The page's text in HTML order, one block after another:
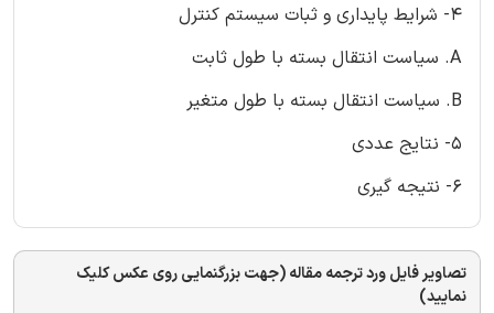
4- شرایط پایداری و ثبات سیستم کنترل
A. سیاست انتقال بسته با طول ثابت
B. سیاست انتقال بسته با طول متغیر
5- نتایج عددی
6- نتیجه گیری
تصاویر فایل ورد ترجمه مقاله (جهت بزرگنمایی روی عکس کلیک
نمایید)